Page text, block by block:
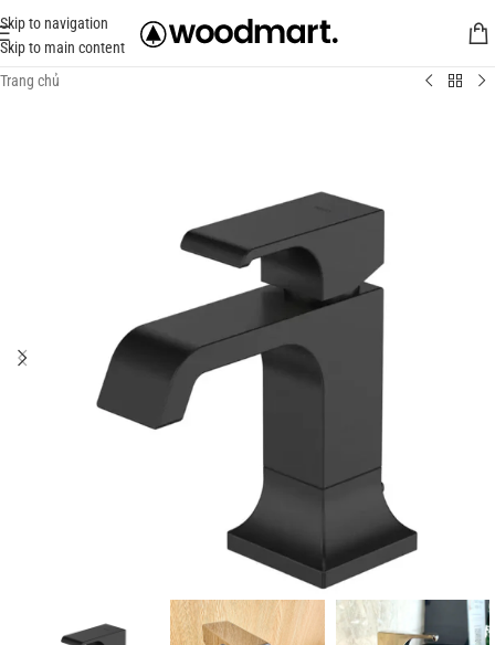
Skip to navigation
Skip to main content
Trang chủ